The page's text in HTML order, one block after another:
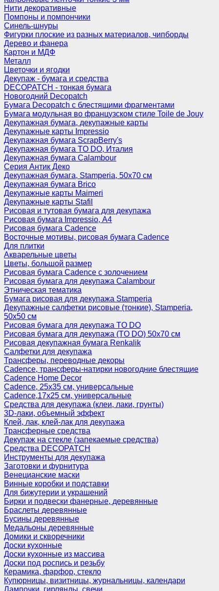
Нити декоративные
Помпоны и помпончики
Синель-шнуры
Фигурки плоские из разных материалов, чипборды
Дерево и фанера
Картон и МДФ
Металл
Цветочки и ягодки
Декупаж - бумага и средства
DECOPATCH - тонкая бумага
Новогодний Decopatch
Бумага Decopatch с блестящими фрагментами
Бумага модульная во французском стиле Toile de Jouy
Декупажная бумага, декупажные карты
Декупажные карты Impressio
Декупажная бумага ScrapBerry's
Декупажная бумага TO DO, Италия
Декупажная бумага Calambour
Серия Антик Деко
Декупажная бумага, Stamperia, 50х70 см
Декупажная бумага Brico
Декупажные карты Maimeri
Декупажные карты Stafil
Рисовая и тутовая бумага для декупажа
Рисовая бумага Impressio, А4
Рисовая бумага Cadence
Восточные мотивы, рисовая бумага Cadence
Для плитки
Акварельные цветы
Цветы, большой размер
Рисовая бумага Cadence c золочением
Рисовая бумага для декупажа Calambour
Этническая тематика
Бумага рисовая для декупажа Stamperia
Декупажные салфетки рисовые (тонкие), Stamperia,
50х50 см
Рисовая бумага для декупажа TO DO
Рисовая бумага для декупажа (TO DO) 50х70 см
Рисовая декупажная бумага Renkalik
Салфетки для декупажа
Трансферы, переводные декоры
Cadence, трансферы-натирки новогодние блестящие
Cadence Home Decor
Cadence, 25х35 см, универсальные
Cadence,17х25 см, универсальные
Средства для декупажа (клеи, лаки, грунты)
3D-лаки, объемный эффект
Клей, лак, клей-лак для декупажа
Трансферные средства
Декупаж на стекле (запекаемые средства)
Средства DECOPATCH
Инструменты для декупажа
Заготовки и фурнитура
Венецианские маски
Винные коробки и подставки
Для бижутерии и украшений
Бирки и подвески фанерные, деревянные
Браслеты деревянные
Бусины деревянные
Медальоны деревянные
Домики и скворечники
Доски кухонные
Доски кухонные из массива
Доски под роспись и резьбу
Керамика, фарфор, стекло
Купюрницы, визитницы, журнальницы, календари
Лампочки, гирлянды, свечи